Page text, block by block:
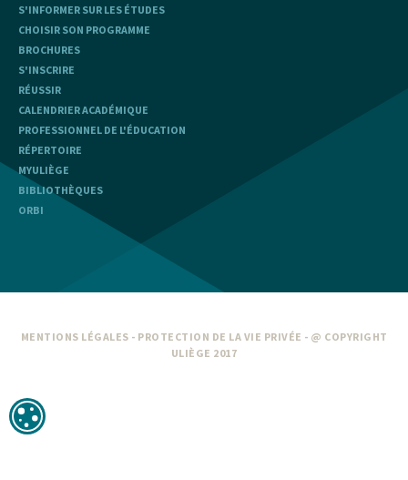
S'INFORMER SUR LES ÉTUDES
CHOISIR SON PROGRAMME
BROCHURES
S'INSCRIRE
RÉUSSIR
CALENDRIER ACADÉMIQUE
PROFESSIONNEL DE L'ÉDUCATION
RÉPERTOIRE
MYULIÈGE
BIBLIOTHÈQUES
ORBI
MENTIONS LÉGALES - PROTECTION DE LA VIE PRIVÉE - @ COPYRIGHT
ULIÈGE 2017